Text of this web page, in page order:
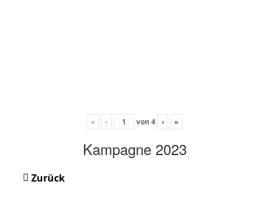
« ‹ von 4 › »
Kampagne 2023
Zurück